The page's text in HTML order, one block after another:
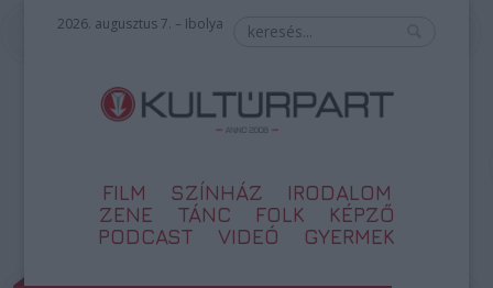
2026. augusztus 7. – Ibolya
FILM SZÍNHÁZ
IRODALOM
ZENE
TÁNC FOLK
KÉPZŐ
PODCAST
VIDEÓ GYERMEK